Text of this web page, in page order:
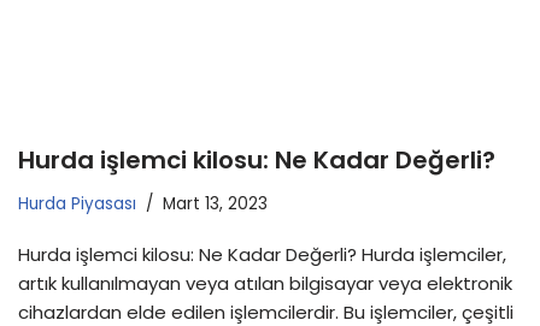
Hurda işlemci kilosu: Ne Kadar Değerli?
Hurda Piyasası Mart 13, 2023
Hurda işlemci kilosu: Ne Kadar Değerli? Hurda işlemciler,
artık kullanılmayan veya atılan bilgisayar veya elektronik
cihazlardan elde edilen işlemcilerdir. Bu işlemciler, çeşitli